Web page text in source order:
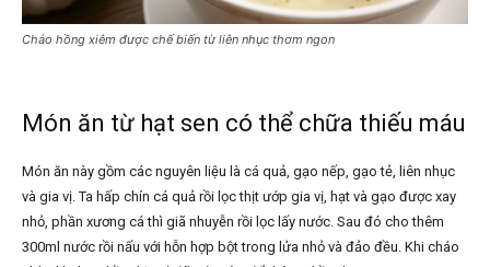
Cháo hồng xiêm được chế biến từ liên nhục thơm ngon
Món ăn từ hạt sen có thể chữa thiếu máu
Món ăn này gồm các nguyên liệu là cá quả, gạo nếp, gạo tẻ, liên nhục
và gia vị. Ta hấp chín cá quả rồi lọc thịt ướp gia vị, hạt và gạo được xay
nhỏ, phần xương cá thì giã nhuyễn rồi lọc lấy nước. Sau đó cho thêm
300ml nước rồi nấu với hỗn hợp bột trong lửa nhỏ và đảo đều. Khi cháo